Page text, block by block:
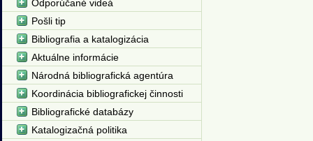
Odporúčané videá
Pošli tip
Bibliografia a katalogizácia
Aktuálne informácie
Národná bibliografická agentúra
Koordinácia bibliografickej činnosti
Bibliografické databázy
Katalogizačná politika